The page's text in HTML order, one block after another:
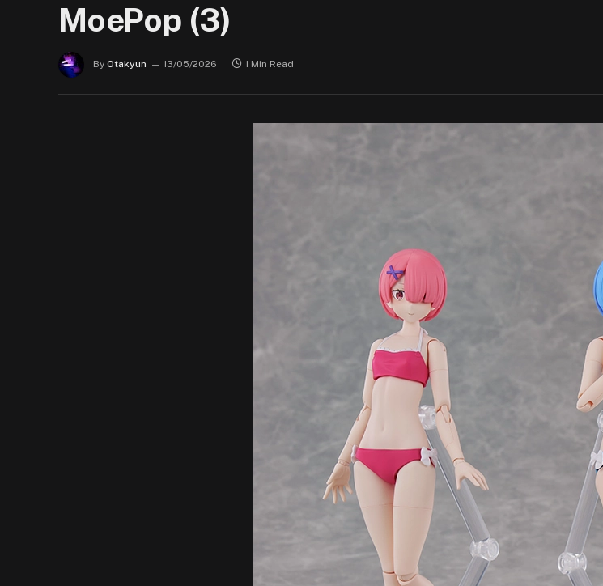
MoePop (3)
By Otakyun 13/05/2026 1 Min Read